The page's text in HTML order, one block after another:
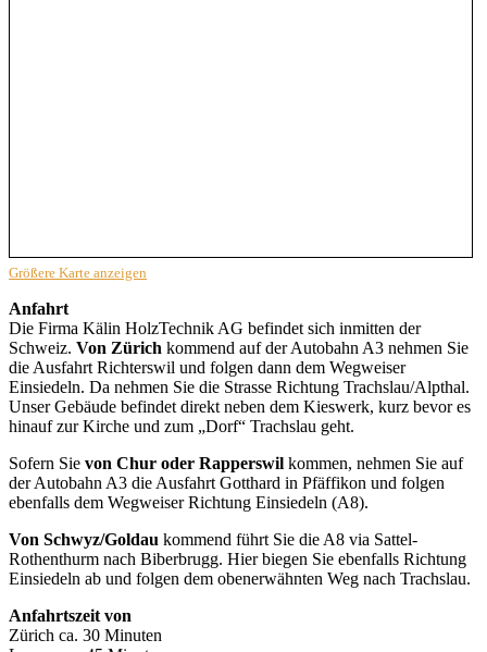
Größere Karte anzeigen
Anfahrt
Die Firma Kälin HolzTechnik AG befindet sich inmitten der
Schweiz. Von Zürich kommend auf der Autobahn A3 nehmen Sie
die Ausfahrt Richterswil und folgen dann dem Wegweiser
Einsiedeln. Da nehmen Sie die Strasse Richtung Trachslau/Alpthal.
Unser Gebäude befindet direkt neben dem Kieswerk, kurz bevor es
hinauf zur Kirche und zum „Dorf“ Trachslau geht.
Sofern Sie von Chur oder Rapperswil kommen, nehmen Sie auf
der Autobahn A3 die Ausfahrt Gotthard in Pfäffikon und folgen
ebenfalls dem Wegweiser Richtung Einsiedeln (A8).
Von Schwyz/Goldau kommend führt Sie die A8 via Sattel-
Rothenthurm nach Biberbrugg. Hier biegen Sie ebenfalls Richtung
Einsiedeln ab und folgen dem obenerwähnten Weg nach Trachslau.
Anfahrtszeit von
Zürich ca. 30 Minuten